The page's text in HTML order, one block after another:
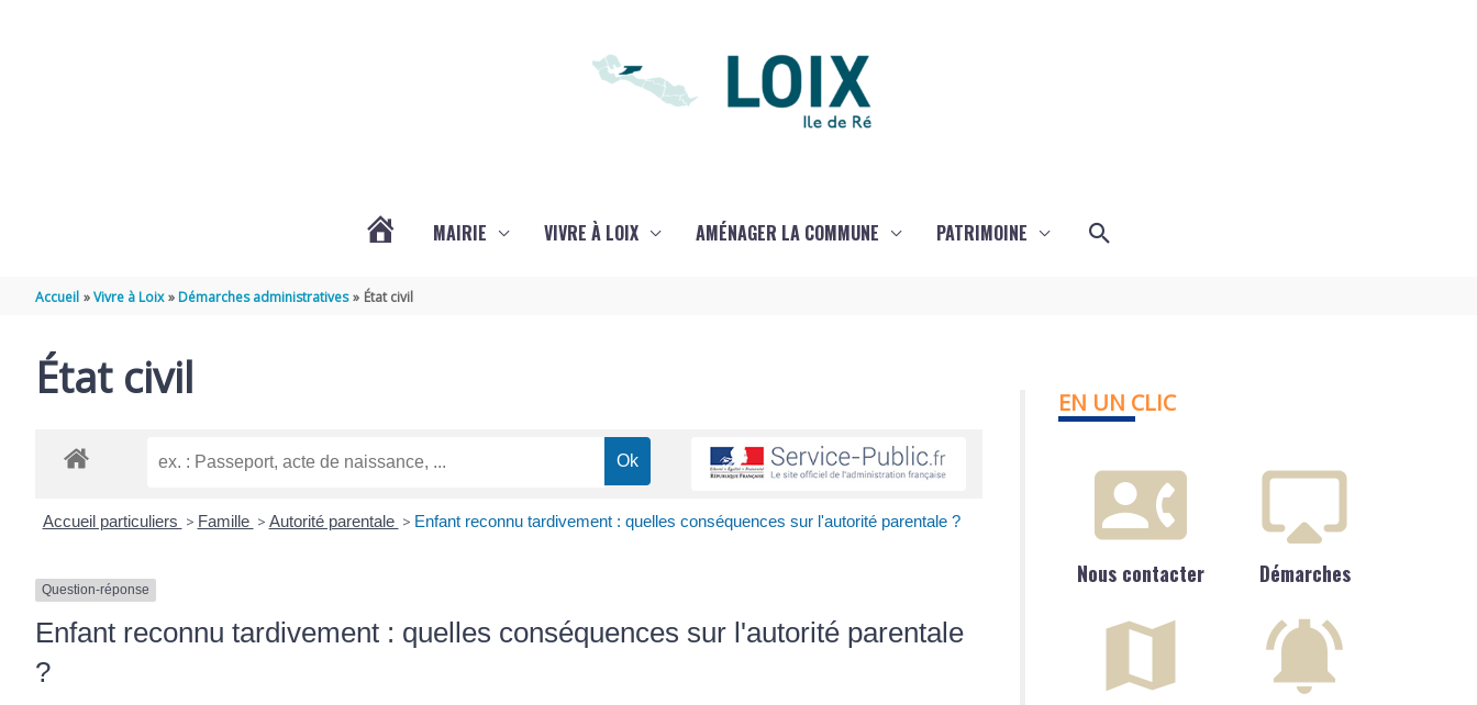
MAIRIE VIVRE À LOIX AMÉNAGER LA COMMUNE PATRIMOINE Rechercher
Accueil Vivre à Loix Démarches administratives État civil
État civil
Accueil particuliers > Famille > Autorité parentale > Enfant reconnu tardivement : quelles conséquences sur l'autorité parentale ?
Question-réponse
Enfant reconnu tardivement : quelles conséquences sur l'autorité parentale
?
EN UN CLIC
Nous contacter Démarches